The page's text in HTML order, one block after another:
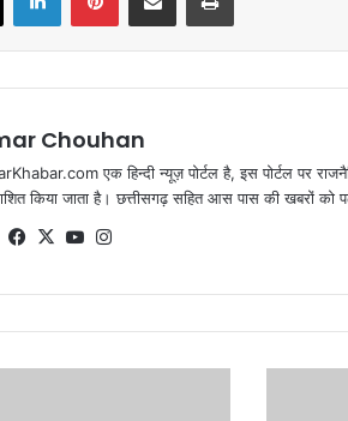
Chouhan
एक हिन्दी न्यूज़ पोर्टल है, इस पोर्टल पर
किया जाता है। छत्तीसगढ़ सहित आस पास की खबरों को
WebsiteFacebook
X YouTube